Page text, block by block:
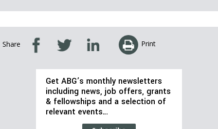
Share Print
Get ABG’s monthly newsletters
including news, job offers, grants
& fellowships and a selection of
relevant events…